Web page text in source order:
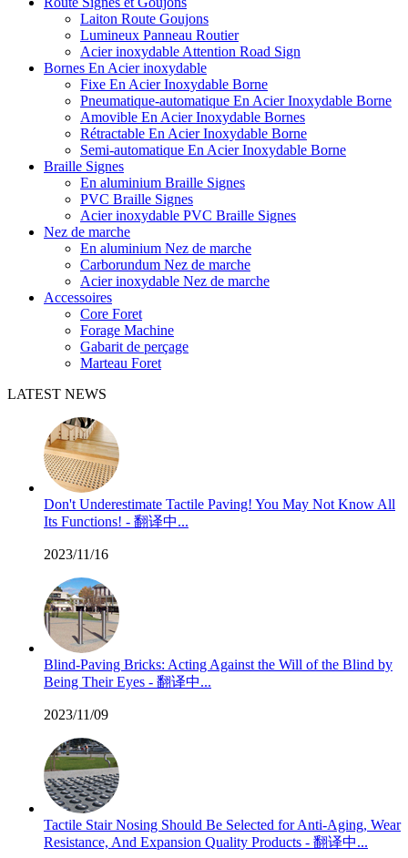
Laiton Route Goujons
Lumineux Panneau Routier
Acier inoxydable Attention Road Sign
Bornes En Acier inoxydable
Fixe En Acier Inoxydable Borne
Pneumatique-automatique En Acier Inoxydable Borne
Amovible En Acier Inoxydable Bornes
Rétractable En Acier Inoxydable Borne
Semi-automatique En Acier Inoxydable Borne
Braille Signes
En aluminium Braille Signes
PVC Braille Signes
Acier inoxydable PVC Braille Signes
Nez de marche
En aluminium Nez de marche
Carborundum Nez de marche
Acier inoxydable Nez de marche
Accessoires
Core Foret
Forage Machine
Gabarit de perçage
Marteau Foret
LATEST NEWS
Don't Underestimate Tactile Paving! You May Not Know All
Its Functions! - 翻译中...
2023/11/16
Blind-Paving Bricks: Acting Against the Will of the Blind by
Being Their Eyes - 翻译中...
2023/11/09
Tactile Stair Nosing Should Be Selected for Anti-Aging, Wear
Resistance, And Expansion Quality Products - 翻译中...